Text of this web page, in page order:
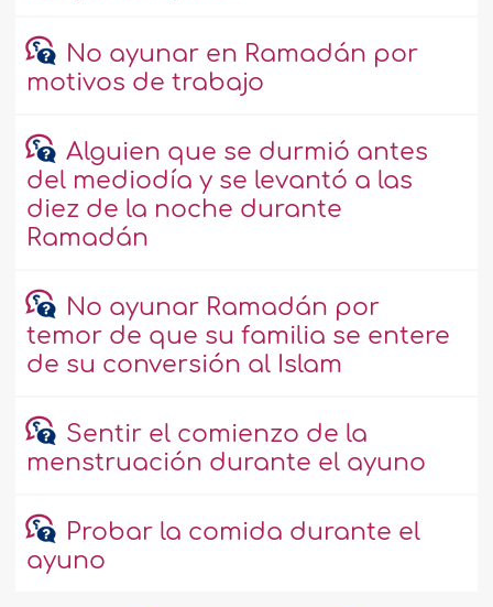
No ayunar en Ramadán por
motivos de trabajo
Alguien que se durmió antes
del mediodía y se levantó a las
diez de la noche durante
Ramadán
No ayunar Ramadán por
temor de que su familia se entere
de su conversión al Islam
Sentir el comienzo de la
menstruación durante el ayuno
Probar la comida durante el
ayuno